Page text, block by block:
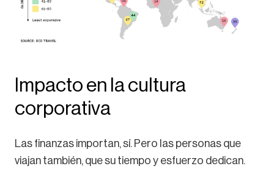
Impacto en la cultura
corporativa
Las finanzas importan, sí. Pero las personas que
viajan también, que su tiempo y esfuerzo dedican.